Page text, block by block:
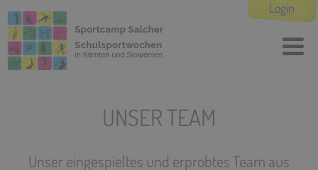
Login
UNSER TEAM
Unser eingespieltes und erprobtes Team aus